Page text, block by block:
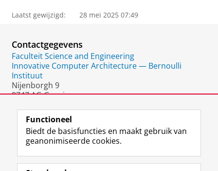
r
P
o
r
a
l
Laatst gewijzigd: 28 mei 2025 07:49
Contactgegevens
Faculteit Science and Engineering
Innovative Computer Architecture — Bernoulli
Instituut
Nijenborgh 9
9747 AG Groningen
Volg de RUG
F
a
L
i
R
S
I
n
Y
o
Functioneel
Biedt de basisfuncties en maakt gebruik van
geanonimiseerde cookies.